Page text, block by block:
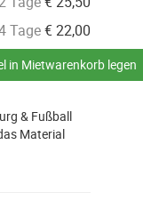
Tage€22,00
in Mietwarenkorb legen
& Fußball
Material